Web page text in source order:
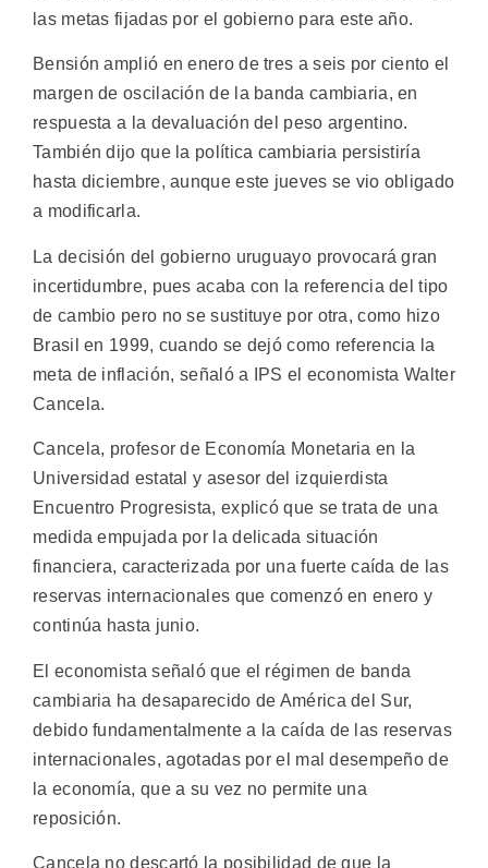
las metas fijadas por el gobierno para este año.
Bensión amplió en enero de tres a seis por ciento el
margen de oscilación de la banda cambiaria, en
respuesta a la devaluación del peso argentino.
También dijo que la política cambiaria persistiría
hasta diciembre, aunque este jueves se vio obligado
a modificarla.
La decisión del gobierno uruguayo provocará gran
incertidumbre, pues acaba con la referencia del tipo
de cambio pero no se sustituye por otra, como hizo
Brasil en 1999, cuando se dejó como referencia la
meta de inflación, señaló a IPS el economista Walter
Cancela.
Cancela, profesor de Economía Monetaria en la
Universidad estatal y asesor del izquierdista
Encuentro Progresista, explicó que se trata de una
medida empujada por la delicada situación
financiera, caracterizada por una fuerte caída de las
reservas internacionales que comenzó en enero y
continúa hasta junio.
El economista señaló que el régimen de banda
cambiaria ha desaparecido de América del Sur,
debido fundamentalmente a la caída de las reservas
internacionales, agotadas por el mal desempeño de
la economía, que a su vez no permite una
reposición.
Cancela no descartó la posibilidad de que la